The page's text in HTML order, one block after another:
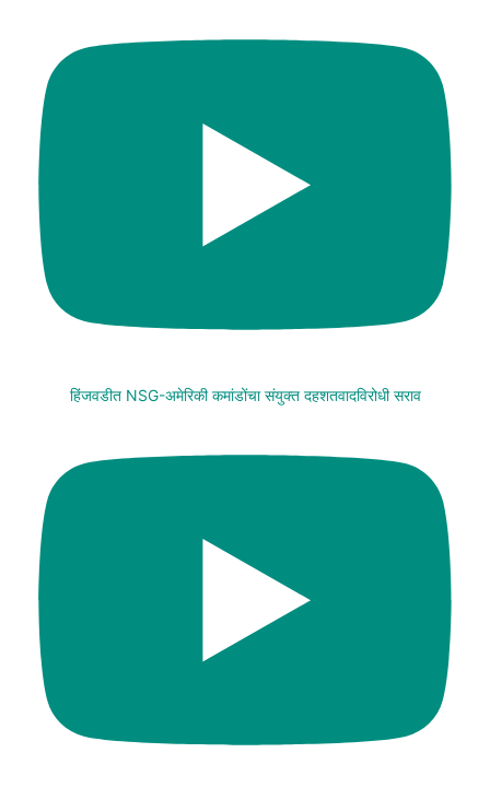
हिंजवडीत NSG-अमेरिकी कमांडोंचा संयुक्त दहशतवादविरोधी सराव